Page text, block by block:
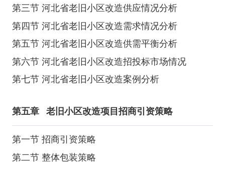
第三节 河北省老旧小区改造供应情况分析
第四节 河北省老旧小区改造需求情况分析
第五节 河北省老旧小区改造供需平衡分析
第六节 河北省老旧小区改造招投标市场情况
第七节 河北省老旧小区改造案例分析
第五章 老旧小区改造项目招商引资策略
第一节 招商引资策略
第二节 整体包装策略